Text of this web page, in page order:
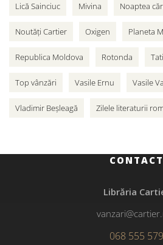
Lică Sainciuc Mivina Noaptea
Noutăți Cartier Oxigen Planeta
Republica Moldova Rotonda
Top vânzări Vasile Ernu Vasile
Vladimir Beșleagă Zilele literaturii
CONTACT
Librăria
068 555 579